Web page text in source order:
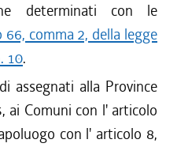
determinati con le
66, comma 2, della legge
10.
assegnati alla Province
ai Comuni con l' articolo
con l' articolo 8,